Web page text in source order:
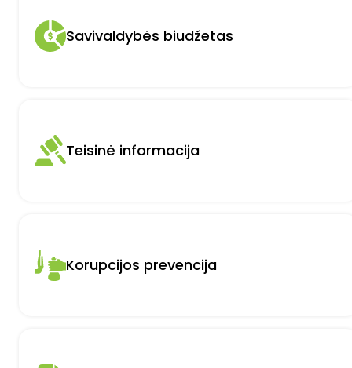
Savivaldybės biudžetas
Teisinė informacija
Korupcijos prevencija